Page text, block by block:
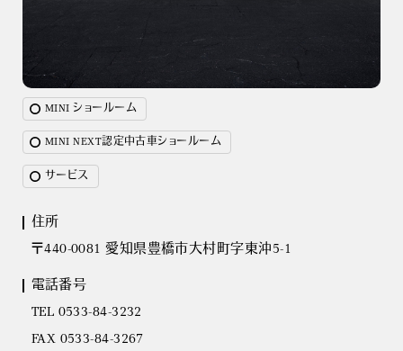
MINI ショールーム
MINI NEXT認定中古車ショールーム
サービス
住所
〒440-0081 愛知県豊橋市大村町字東沖5-1
電話番号
TEL 0533-84-3232
FAX 0533-84-3267